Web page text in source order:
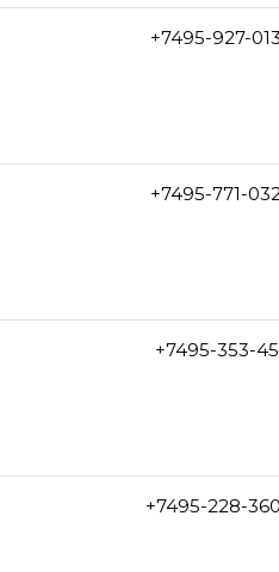
+7495-927-
+7495-771-
+7495-353-
+7495-228-